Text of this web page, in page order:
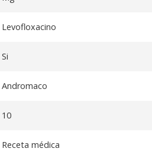
Levofloxacino
Si
Andromaco
10
Receta médica